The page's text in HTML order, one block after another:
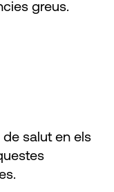
greus.
salut en els